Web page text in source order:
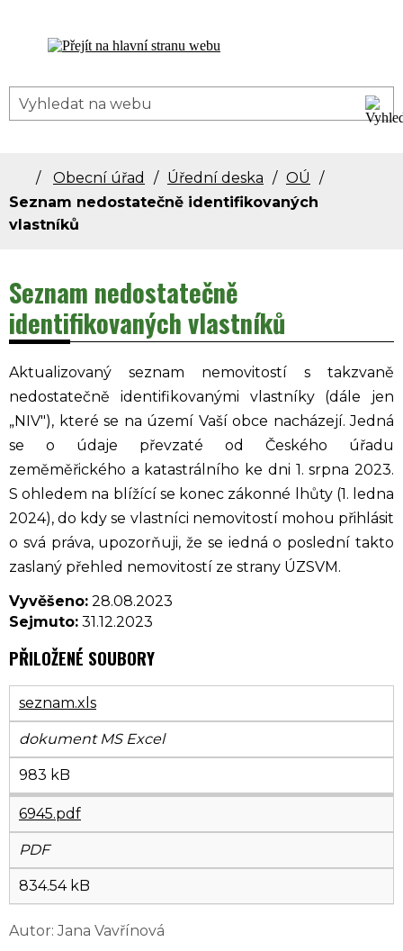
Dolní Bečva - oficiální stránky obce
Obecní úřad Úřední deska
OÚ
Seznam nedostatečně identifikovaných
vlastníků
Seznam nedostatečně
identifikovaných vlastníků
Aktualizovaný seznam nemovitostí s takzvaně
nedostatečně identifikovanými vlastníky (dále jen
„NIV"), které se na území Vaší obce nacházejí. Jedná
se o údaje převzaté od Českého úřadu
zeměměřického a katastrálního ke dni 1. srpna 2023.
S ohledem na blížící se konec zákonné lhůty (1. ledna
2024), do kdy se vlastníci nemovitostí mohou přihlásit
o svá práva, upozorňuji, že se iedná o poslední takto
zaslaný přehled nemovitostí ze strany ÚZSVM.
Vyvěšeno: 28.08.2023
Sejmuto: 31.12.2023
PŘILOŽENÉ SOUBORY
seznam.xls
dokument MS Excel
983 kB
6945.pdf
PDF
834.54 kB
Autor: Jana Vavřínová